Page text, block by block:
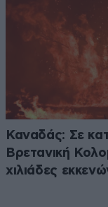
Καναδάς: Σε
Βρετανική
χιλιάδες